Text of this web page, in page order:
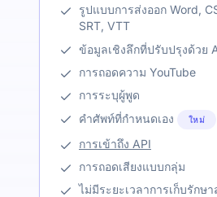
รูปแบบการส่งออก Word,
SRT, VTT
ข้อมูลเชิงลึกที่ปรับปรุงด้วย
การถอดความ YouTube
การระบุผู้พูด
คำศัพท์ที่กำหนดเอง
ใหม่
การเข้าถึง API
การถอดเสียงแบบกลุ่ม
ไม่มีระยะเวลาการเก็บรักษ